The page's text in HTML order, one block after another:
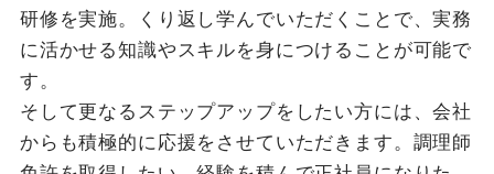
研修を実施。くり返し学んでいただくことで、実務
に活かせる知識やスキルを身につけることが可能で
す。
そして更なるステップアップをしたい方には、会社
からも積極的に応援をさせていただきます。調理師